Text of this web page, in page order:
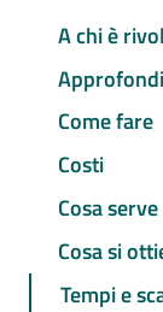
A chi è
Come fare
Costi
Cosa serve
Cosa si
Tempi e